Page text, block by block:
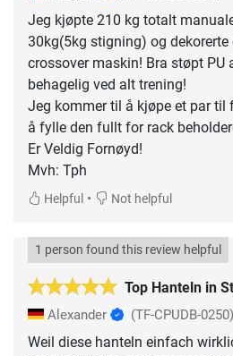
Jeg kjøpte 210 kg totalt
30kg(5kg stigning) og dekorerte
crossover maskin! Bra støpt PU
behagelig ved alt trening!
Jeg kommer til å kjøpe et par til
å fylle den fullt for rack
Er Veldig Fornøyd!
Mvh: Tph
Helpful • Not helpful
Top Hanteln in
1 person found this review helpful
Alexander (TF-CPUDB-0250)
Weil diese hanteln einfach